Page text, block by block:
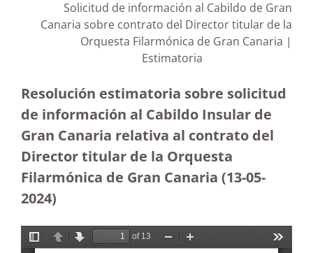
Solicitud de información al Cabildo de Gran
Canaria sobre contrato del Director titular de la
Orquesta Filarmónica de Gran Canaria |
Estimatoria
Resolución estimatoria sobre solicitud
de información al Cabildo Insular de
Gran Canaria relativa al contrato del
Director titular de la Orquesta
Filarmónica de Gran Canaria (13-05-
2024)